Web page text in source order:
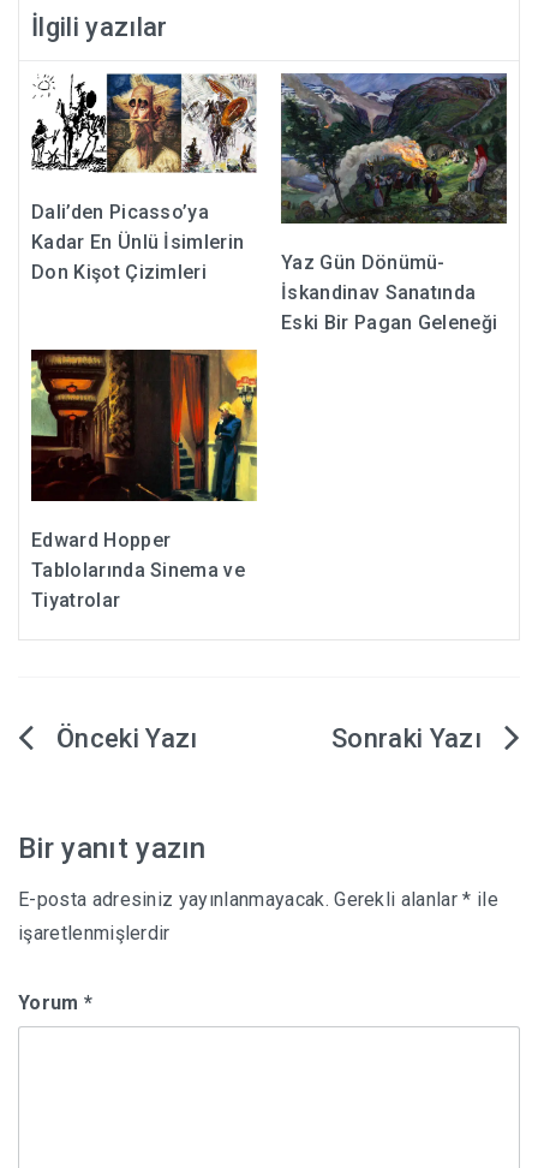
İlgili yazılar
Dali’den Picasso’ya
Kadar En Ünlü İsimlerin
Don Kişot Çizimleri
Yaz Gün Dönümü-
İskandinav Sanatında
Eski Bir Pagan Geleneği
Edward Hopper
Tablolarında Sinema ve
Tiyatrolar
Yazı
Bir yanıt yazın
E-posta adresiniz yayınlanmayacak. Gerekli alanlar* ile
işaretlenmişlerdir
Yorum *